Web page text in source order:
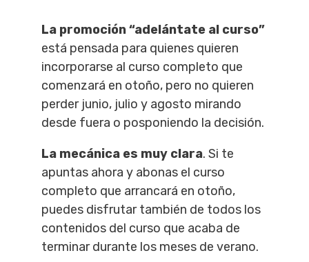
La promoción “adelántate al curso”
está pensada para quienes quieren
incorporarse al curso completo que
comenzará en otoño, pero no quieren
perder junio, julio y agosto mirando
desde fuera o posponiendo la decisión.
La mecánica es muy clara. Si te
apuntas ahora y abonas el curso
completo que arrancará en otoño,
puedes disfrutar también de todos los
contenidos del curso que acaba de
terminar durante los meses de verano.